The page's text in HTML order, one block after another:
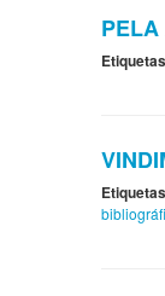
PELA